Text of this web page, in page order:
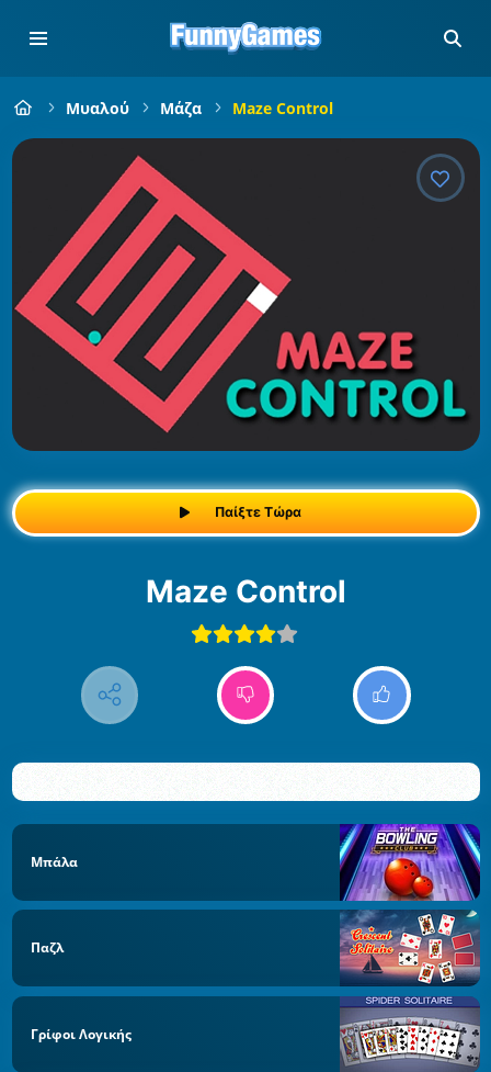
Μυαλού Μάζα Maze Control
Παίξτε Τώρα
Maze Control
Μπάλα
Παζλ
Γρίφοι Λογικής